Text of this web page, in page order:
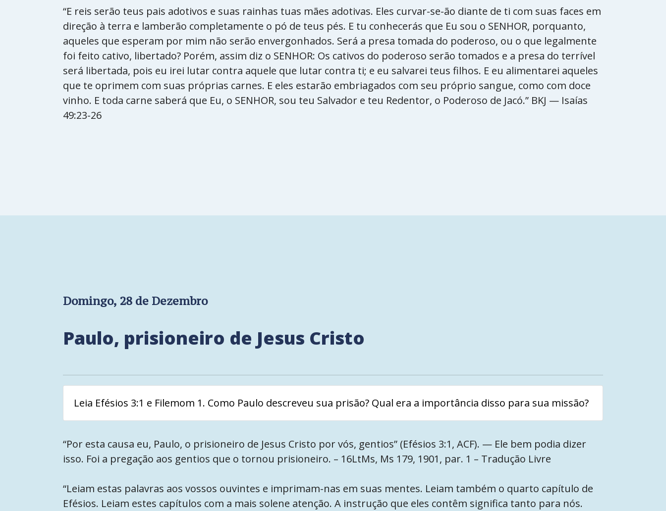
“E reis serão teus pais adotivos e suas rainhas tuas mães adotivas. Eles curvar-se-ão diante de ti com suas faces em
direção à terra e lamberão completamente o pó de teus pés. E tu conhecerás que Eu sou o SENHOR, porquanto,
aqueles que esperam por mim não serão envergonhados. Será a presa tomada do poderoso, ou o que legalmente
foi feito cativo, libertado? Porém, assim diz o SENHOR: Os cativos do poderoso serão tomados e a presa do terrível
será libertada, pois eu irei lutar contra aquele que lutar contra ti; e eu salvarei teus filhos. E eu alimentarei aqueles
que te oprimem com suas próprias carnes. E eles estarão embriagados com seu próprio sangue, como com doce
vinho. E toda carne saberá que Eu, o SENHOR, sou teu Salvador e teu Redentor, o Poderoso de Jacó.” BKJ — Isaías
49:23-26
Domingo, 28 de Dezembro
Paulo, prisioneiro de Jesus Cristo
Leia Efésios 3:1 e Filemom 1. Como Paulo descreveu sua prisão? Qual era a importância disso para sua missão?
“Por esta causa eu, Paulo, o prisioneiro de Jesus Cristo por vós, gentios” (Efésios 3:1, ACF). — Ele bem podia dizer
isso. Foi a pregação aos gentios que o tornou prisioneiro. – 16LtMs, Ms 179, 1901, par. 1 – Tradução Livre
“Leiam estas palavras aos vossos ouvintes e imprimam-nas em suas mentes. Leiam também o quarto capítulo de
Efésios. Leiam estes capítulos com a mais solene atenção. A instrução que eles contêm significa tanto para nós.